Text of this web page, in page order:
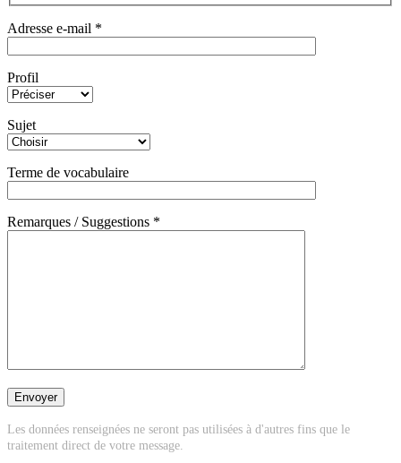
Adresse e-mail *
Profil
Sujet
Terme de vocabulaire
Remarques / Suggestions *
Les données renseignées ne seront pas utilisées à d'autres fins que le
traitement direct de votre message.